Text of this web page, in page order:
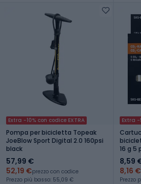
Extra -10% con codice EXTRA
Pompa per bicicletta Topeak
JoeBlow Sport Digital 2.0 160psi
black
57,99 €
52,19 €prezzo con codice
Prezzo più basso: 55,09 €
Extra -
16 g 5
8,59
8,16 €
Prezzo